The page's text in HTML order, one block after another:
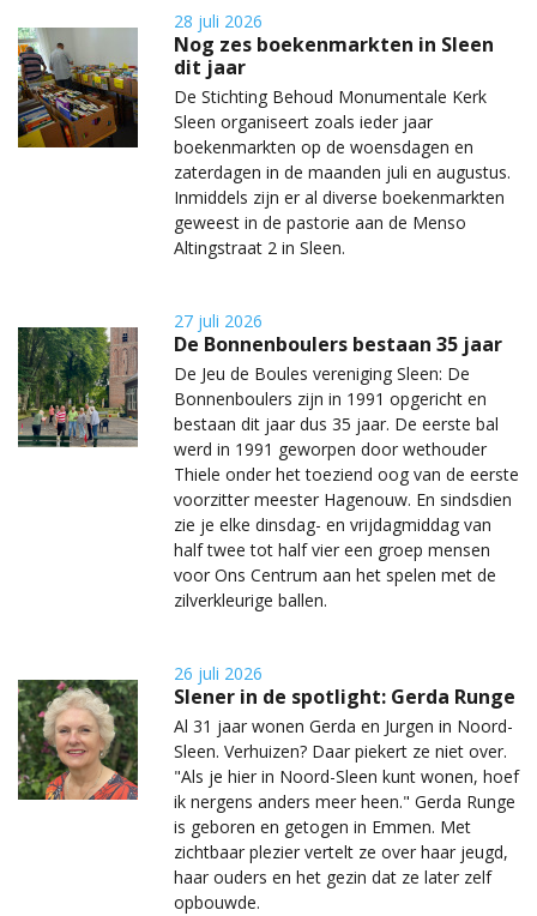
28 juli 2026
Nog zes boekenmarkten in Sleen
dit jaar
De Stichting Behoud Monumentale Kerk
Sleen organiseert zoals ieder jaar
boekenmarkten op de woensdagen en
zaterdagen in de maanden juli en augustus.
Inmiddels zijn er al diverse boekenmarkten
geweest in de pastorie aan de Menso
Altingstraat 2 in Sleen.
27 juli 2026
De Bonnenboulers bestaan 35 jaar
De Jeu de Boules vereniging Sleen: De
Bonnenboulers zijn in 1991 opgericht en
bestaan dit jaar dus 35 jaar. De eerste bal
werd in 1991 geworpen door wethouder
Thiele onder het toeziend oog van de eerste
voorzitter meester Hagenouw. En sindsdien
zie je elke dinsdag- en vrijdagmiddag van
half twee tot half vier een groep mensen
voor Ons Centrum aan het spelen met de
zilverkleurige ballen.
26 juli 2026
Slener in de spotlight: Gerda Runge
Al 31 jaar wonen Gerda en Jurgen in Noord-
Sleen. Verhuizen? Daar piekert ze niet over.
"Als je hier in Noord-Sleen kunt wonen, hoef
ik nergens anders meer heen." Gerda Runge
is geboren en getogen in Emmen. Met
zichtbaar plezier vertelt ze over haar jeugd,
haar ouders en het gezin dat ze later zelf
opbouwde.